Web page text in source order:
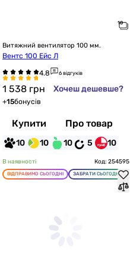
Витяжний вентилятор 100 мм.
Вентс 100 Ейс Л
6 відгуків
1 538 грн Хочеш дешевше?
+15бонусів
Купити Про товар
10 10 10 5 10
В наявності Код: 254595
ВІДПРАВИМО СЬОГОДНІ ЗАБРАТИ СЬОГОДНІ